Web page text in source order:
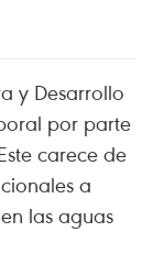
y Desarrollo
por parte
carece de
a
las aguas